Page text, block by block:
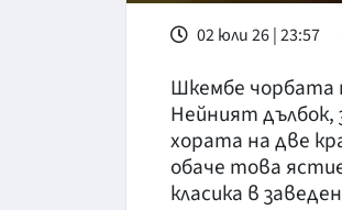
02 юли 26 | 23:57
Шкембе чорбата
Нейният дълбок,
хората на две
обаче това
класика в